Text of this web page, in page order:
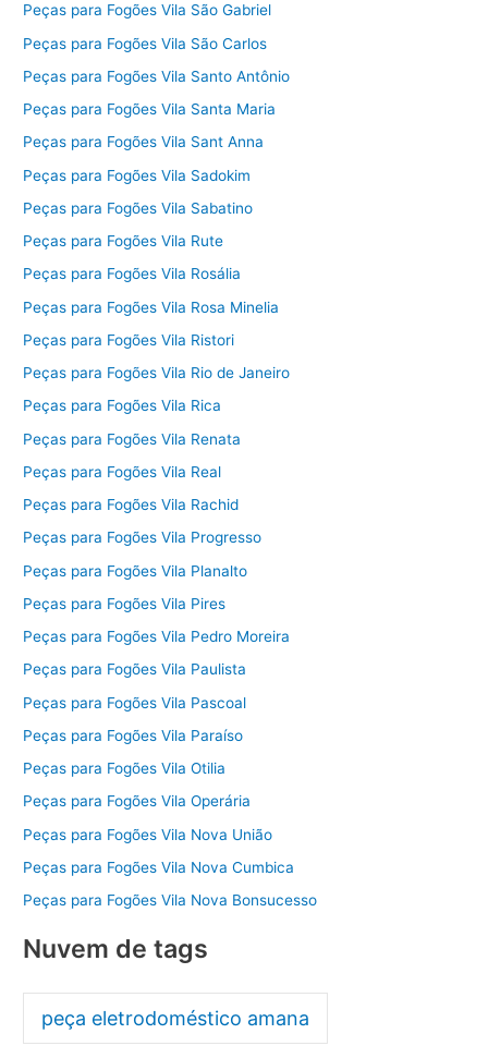
Peças para Fogões Vila São Gabriel
Peças para Fogões Vila São Carlos
Peças para Fogões Vila Santo Antônio
Peças para Fogões Vila Santa Maria
Peças para Fogões Vila Sant Anna
Peças para Fogões Vila Sadokim
Peças para Fogões Vila Sabatino
Peças para Fogões Vila Rute
Peças para Fogões Vila Rosália
Peças para Fogões Vila Rosa Minelia
Peças para Fogões Vila Ristori
Peças para Fogões Vila Rio de Janeiro
Peças para Fogões Vila Rica
Peças para Fogões Vila Renata
Peças para Fogões Vila Real
Peças para Fogões Vila Rachid
Peças para Fogões Vila Progresso
Peças para Fogões Vila Planalto
Peças para Fogões Vila Pires
Peças para Fogões Vila Pedro Moreira
Peças para Fogões Vila Paulista
Peças para Fogões Vila Pascoal
Peças para Fogões Vila Paraíso
Peças para Fogões Vila Otilia
Peças para Fogões Vila Operária
Peças para Fogões Vila Nova União
Peças para Fogões Vila Nova Cumbica
Peças para Fogões Vila Nova Bonsucesso
Nuvem de tags
peça eletrodoméstico amana